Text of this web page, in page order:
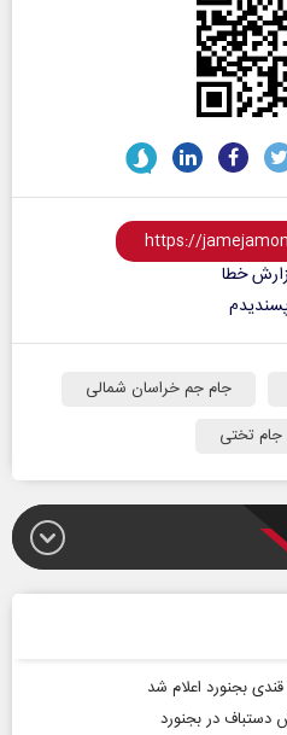
خطا
جام جم خراسان شمالی
تختی
بجنورد اعلام شد
دستباف در بجنورد